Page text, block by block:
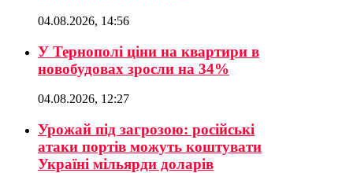
04.08.2026, 14:56
У Тернополі ціни на квартири в
новобудовах зросли на 34%
04.08.2026, 12:27
Урожай під загрозою: російські
атаки портів можуть коштувати
Україні мільярди доларів